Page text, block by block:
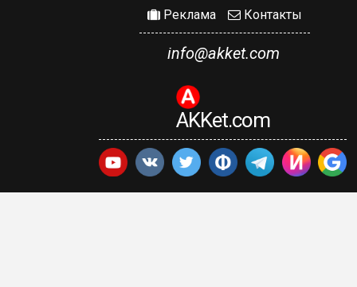
Реклама Контакты
info@akket.com
AKKet.com